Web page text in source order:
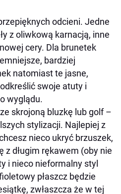
odcieni. Jedne
z oliwkową karnacją, inne
cery. Dla brunetek
bardziej
natomiast te jasne,
swoje atuty i
wyglądu.
skrojoną bluzkę lub golf –
stylizacji. Najlepiej z
nieco ukryć brzuszek,
z długim rękawem (oby nie
i nieco nieformalny styl
płaszcz będzie
zwłaszcza że w tej